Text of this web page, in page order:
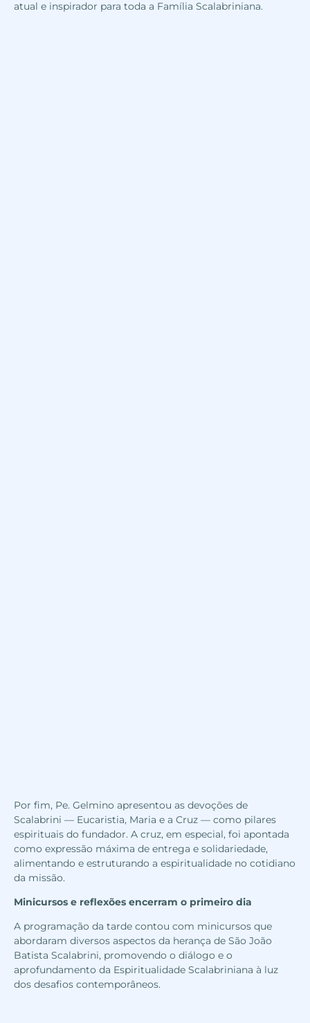
atual e inspirador para toda a Família Scalabriniana.
Por fim, Pe. Gelmino apresentou as devoções de
Scalabrini — Eucaristia, Maria e a Cruz — como pilares
espirituais do fundador. A cruz, em especial, foi apontada
como expressão máxima de entrega e solidariedade,
alimentando e estruturando a espiritualidade no cotidiano
da missão.
Minicursos e reflexões encerram o primeiro dia
A programação da tarde contou com minicursos que
abordaram diversos aspectos da herança de São João
Batista Scalabrini, promovendo o diálogo e o
aprofundamento da Espiritualidade Scalabriniana à luz
dos desafios contemporâneos.